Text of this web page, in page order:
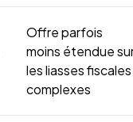
Offre parfois
moins étendue
les liasses fiscales
complexes